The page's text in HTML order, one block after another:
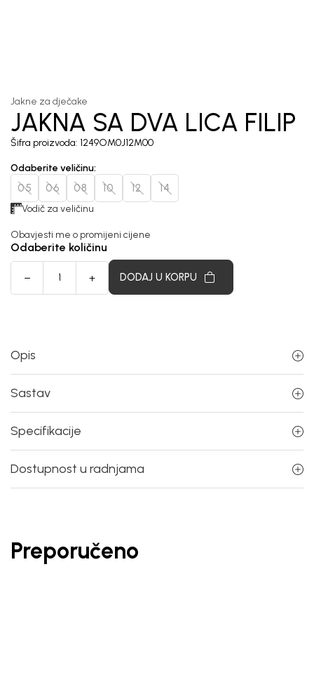
Jakne za dječake
JAKNA SA DVA LICA FILIP
Šifra proizvoda: 1249OM0J12M00
Odaberite veličinu:
05 06 08 10 12 14
Vodič za veličinu
Obavjesti me o promijeni cijene
Odaberite količinu
DODAJ U KORPU
Opis
Sastav
Specifikacije
Dostupnost u radnjama
Preporučeno